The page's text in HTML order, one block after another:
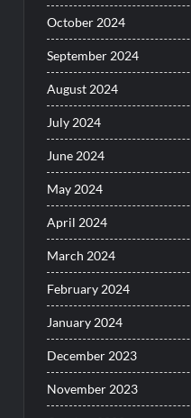
October 2024
September 2024
August 2024
July 2024
June 2024
May 2024
April 2024
March 2024
February 2024
January 2024
December 2023
November 2023